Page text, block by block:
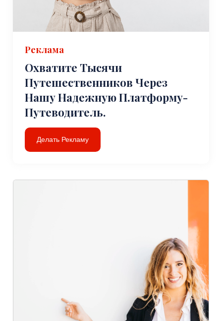
Реклама
Охватите Тысячи
Путешественников Через
Нашу Надежную Платформу-
Путеводитель.
Делать Рекламу